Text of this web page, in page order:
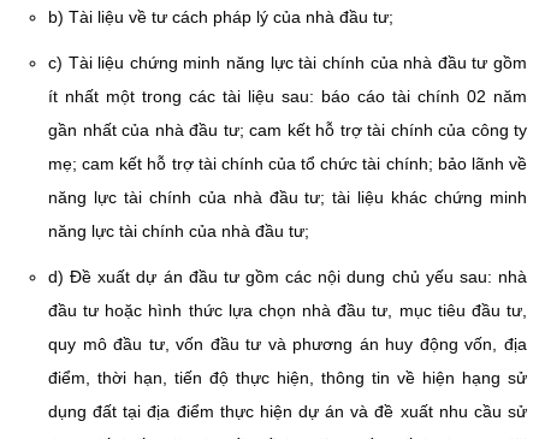
b) Tài liệu về tư cách pháp lý của nhà đầu tư;
c) Tài liệu chứng minh năng lực tài chính của nhà đầu tư gồm
ít nhất một trong các tài liệu sau: báo cáo tài chính 02 năm
gần nhất của nhà đầu tư; cam kết hỗ trợ tài chính của công ty
mẹ; cam kết hỗ trợ tài chính của tổ chức tài chính; bảo lãnh về
năng lực tài chính của nhà đầu tư; tài liệu khác chứng minh
năng lực tài chính của nhà đầu tư;
d) Đề xuất dự án đầu tư gồm các nội dung chủ yếu sau: nhà
đầu tư hoặc hình thức lựa chọn nhà đầu tư, mục tiêu đầu tư,
quy mô đầu tư, vốn đầu tư và phương án huy động vốn, địa
điểm, thời hạn, tiến độ thực hiện, thông tin về hiện hạng sử
dụng đất tại địa điểm thực hiện dự án và đề xuất nhu cầu sử